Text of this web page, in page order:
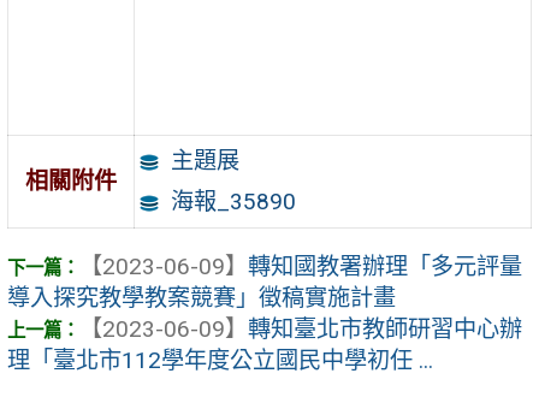
相關附件
主題展
海報_35890
【2023-06-09】 轉知國教署辦理「多元評量
導入探究教學教案競賽」徵稿實施計畫
【2023-06-09】 轉知臺北市教師研習中心辦
理「臺北市112學年度公立國民中學初任 ...